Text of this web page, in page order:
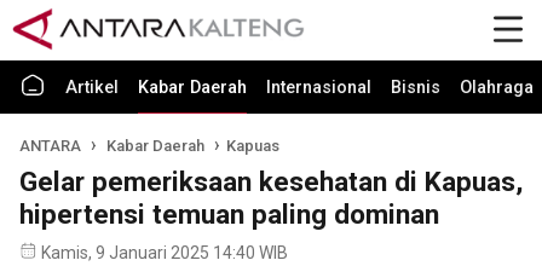
Artikel Kabar Daerah Internasional Bisnis Olahraga
ANTARA Kabar Daerah Kapuas
Gelar pemeriksaan kesehatan di Kapuas,
hipertensi temuan paling dominan
Kamis, 9 Januari 2025 14:40 WIB